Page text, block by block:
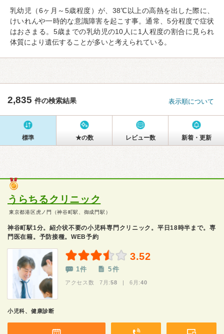
乳幼児（6ヶ月～5歳程度）が、38℃以上の高熱を出した際に、
けいれんや一時的な意識障害を起こす事。通常、5分程度で症状
はおさまる。5歳までの乳幼児の10人に1人程度の割合に見られ
体質により遺伝することが多いと考えられている。
2,835 件の検索結果 表示順について
標準 ★の数 レビュー数 新着・更新
うらちるクリニック
東京都港区虎ノ門（神谷町駅、御成門駅）
神谷町駅1分。紹介状不要の小児科専門クリニック。平日18時半まで。専
門医在籍。予防接種。WEB予約
3.52
1件 5件
アクセス数 7月:58 | 6月:40
小児科、健康診断